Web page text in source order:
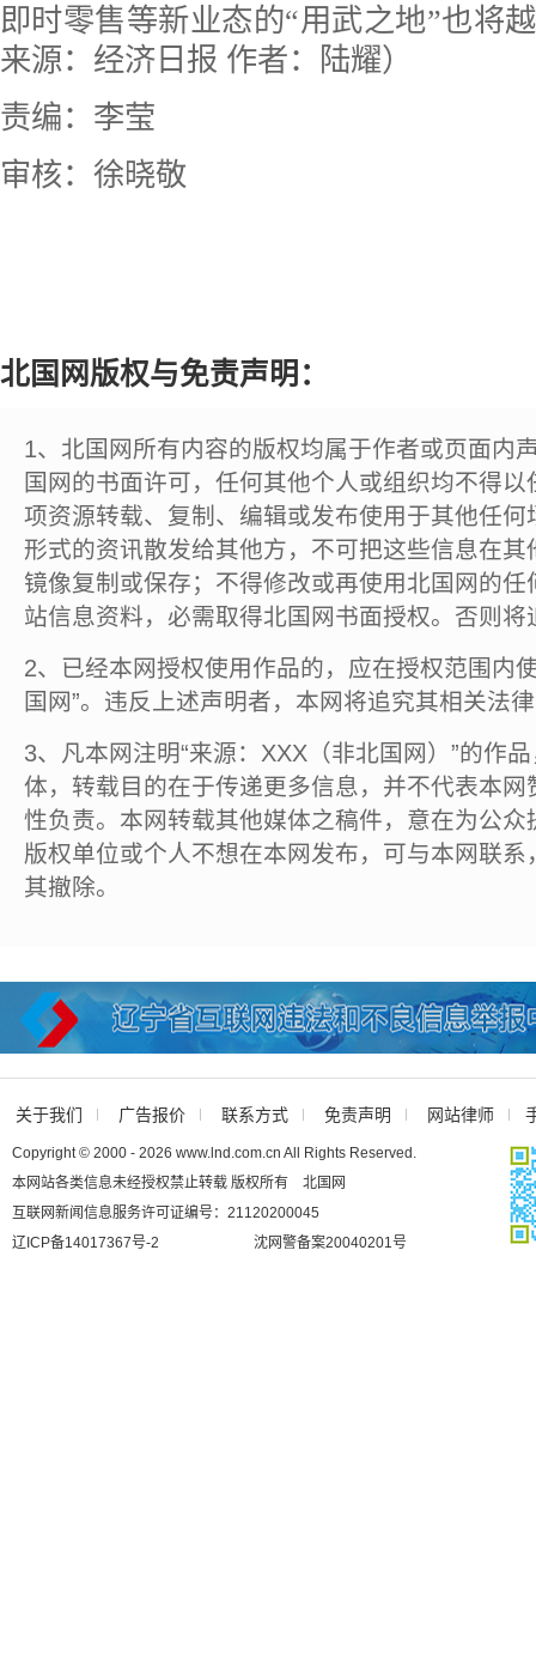
即时零售等新业态的“用武之地”也将
来源：经济日报 作者：陆耀）
责编：李莹
审核：徐晓敬
北国网版权与免责声明：
1、北国网所有内容的版权均属于作者或页面内
国网的书面许可，任何其他个人或组织均不得
项资源转载、复制、编辑或发布使用于其他任
形式的资讯散发给其他方，不可把这些信息在
镜像复制或保存；不得修改或再使用北国网的
站信息资料，必需取得北国网书面授权。否则将
2、已经本网授权使用作品的，应在授权范围内
国网”。违反上述声明者，本网将追究其相关法
3、凡本网注明“来源：XXX（非北国网）”的作
体，转载目的在于传递更多信息，并不代表本
性负责。本网转载其他媒体之稿件，意在为公
版权单位或个人不想在本网发布，可与本网联
其撤除。
关于我们 广告报价 联系方式 免责声明 网站律师
Copyright © 2000 - 2026 www.lnd.com.cn All Rights Reserved.
本网站各类信息未经授权禁止转载 版权所有 北国网
互联网新闻信息服务许可证编号：21120200045
辽ICP备14017367号-2
沈网警备案20040201号